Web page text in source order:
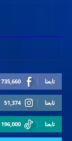
735,660 تابعنا
51,374 تابعنا
196,000 تابعنا